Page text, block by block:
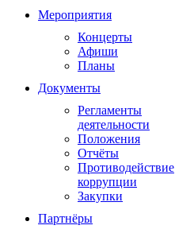
Мероприятия
Концерты
Афиши
Планы
Документы
Регламенты
деятельности
Положения
Отчёты
Противодействие
коррупции
Закупки
Партнёры